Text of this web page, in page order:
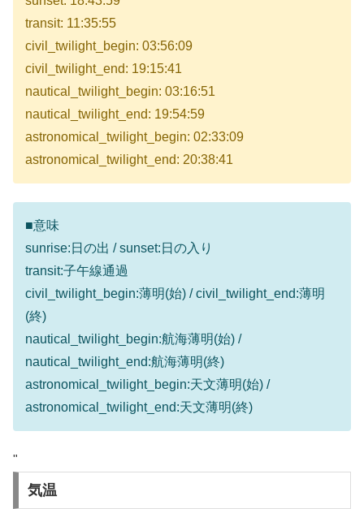
transit: 11:35:55
civil_twilight_begin: 03:56:09
civil_twilight_end: 19:15:41
nautical_twilight_begin: 03:16:51
nautical_twilight_end: 19:54:59
astronomical_twilight_begin: 02:33:09
astronomical_twilight_end: 20:38:41
■意味
sunrise:日の出 / sunset:日の入り
transit:子午線通過
civil_twilight_begin:薄明(始) / civil_twilight_end:薄明
(終)
nautical_twilight_begin:航海薄明(始) /
nautical_twilight_end:航海薄明(終)
astronomical_twilight_begin:天文薄明(始) /
astronomical_twilight_end:天文薄明(終)
"
気温